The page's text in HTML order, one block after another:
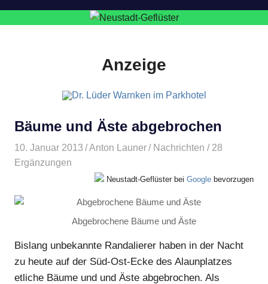
Anzeige
Bäume und Äste abgebrochen
10. Januar 2013 Anton Launer Nachrichten / 28
Ergänzungen
Neustadt-Geflüster bei Google bevorzugen
Abgebrochene Bäume und Äste
Bislang unbekannte Randalierer haben in der Nacht
zu heute auf der Süd-Ost-Ecke des Alaunplatzes
etliche Bäume und und Äste abgebrochen. Als